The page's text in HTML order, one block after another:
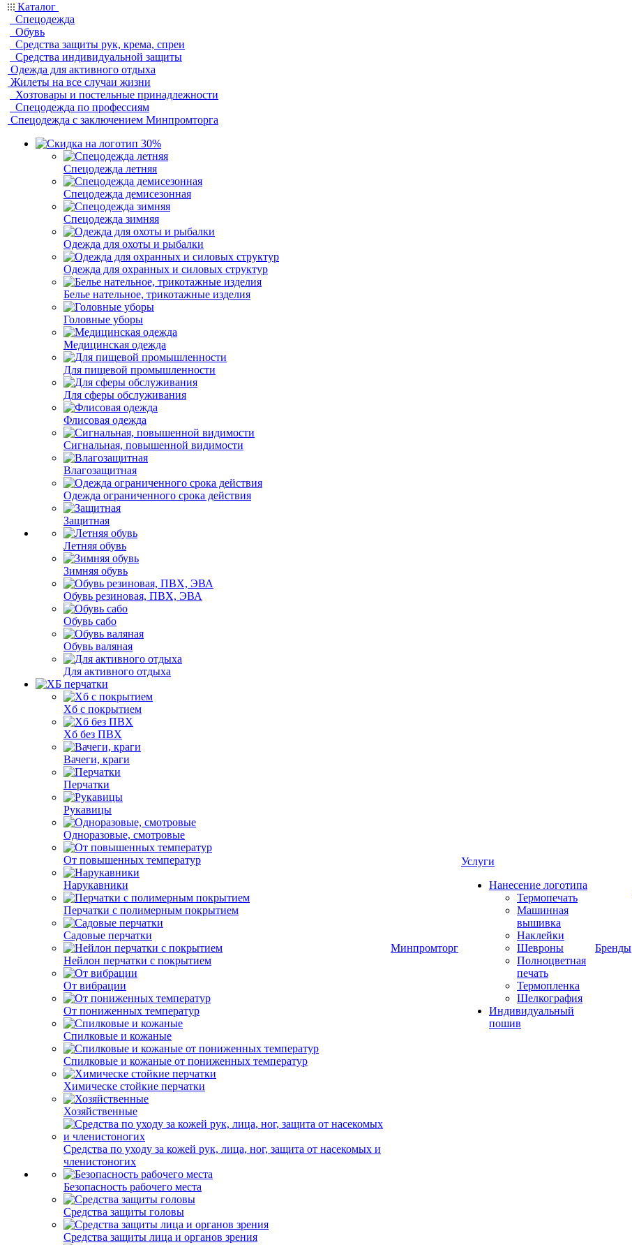
Каталог
Спецодежда
Обувь
Средства защиты рук, крема, спреи
Средства индивидуальной защиты
Одежда для активного отдыха
Жилеты на все случаи жизни
Хозтовары и постельные принадлежности
Спецодежда по профессиям
Спецодежда с заключением Минпромторга
Спецодежда летняя
Спецодежда демисезонная
Спецодежда зимняя
Одежда для охоты и рыбалки
Одежда для охранных и силовых структур
Белье нательное, трикотажные изделия
Головные уборы
Медицинская одежда
Для пищевой промышленности
Для сферы обслуживания
Флисовая одежда
Сигнальная, повышенной видимости
Влагозащитная
Одежда ограниченного срока действия
Защитная
Летняя обувь
Зимняя обувь
Обувь резиновая, ПВХ, ЭВА
Обувь сабо
Обувь валяная
Для активного отдыха
Хб с покрытием
Хб без ПВХ
Вачеги, краги
Перчатки
Рукавицы
Одноразовые, смотровые
От повышенных температур
Нарукавники
Перчатки с полимерным покрытием
Садовые перчатки
Нейлон перчатки с покрытием
От вибрации
От пониженных температур
Спилковые и кожаные
Спилковые и кожаные от пониженных температур
Химическе стойкие перчатки
Хозяйственные
Средства по уходу за кожей рук, лица, ног, защита от насекомых и
членистоногих
Безопасность рабочего места
Средства защиты головы
Средства защиты лица и органов зрения
Минпромторг
Услуги
Нанесение логотипа
Термопечать
Машинная
вышивка
Наклейки
Шевроны
Полноцветная
печать
Термопленка
Шелкография
Индивидуальный
пошив
Бренды